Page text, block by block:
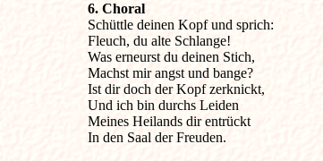
6. Choral
Schüttle deinen Kopf und sprich:
Fleuch, du alte Schlange!
Was erneurst du deinen Stich,
Machst mir angst und bange?
Ist dir doch der Kopf zerknickt,
Und ich bin durchs Leiden
Meines Heilands dir entrückt
In den Saal der Freuden.